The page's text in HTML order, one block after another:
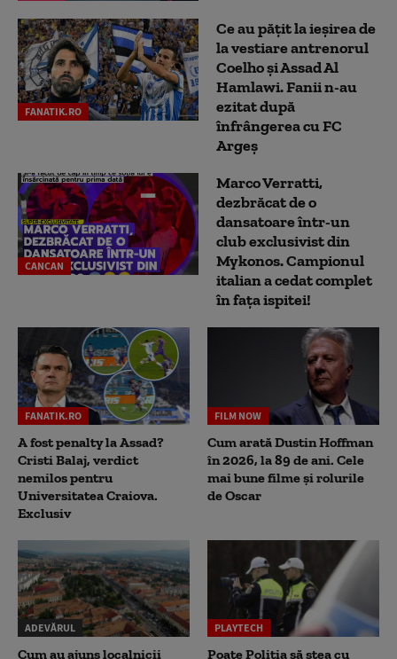
FANATIK.RO
Ce au pățit la ieșirea de
la vestiare antrenorul
Coelho și Assad Al
Hamlawi. Fanii n-au
ezitat după
înfrângerea cu FC
Argeș
CANCAN
Marco Verratti,
dezbrăcat de o
dansatoare într-un
club exclusivist din
Mykonos. Campionul
italian a cedat complet
în fața ispitei!
FANATIK.RO
A fost penalty la Assad?
Cristi Balaj, verdict
nemilos pentru
Universitatea Craiova.
Exclusiv
FILM NOW
Cum arată Dustin Hoffman
în 2026, la 89 de ani. Cele
mai bune filme și rolurile
de Oscar
ADEVĂRUL
Cum au ajuns localnicii
PLAYTECH
Poate Poliția să stea cu